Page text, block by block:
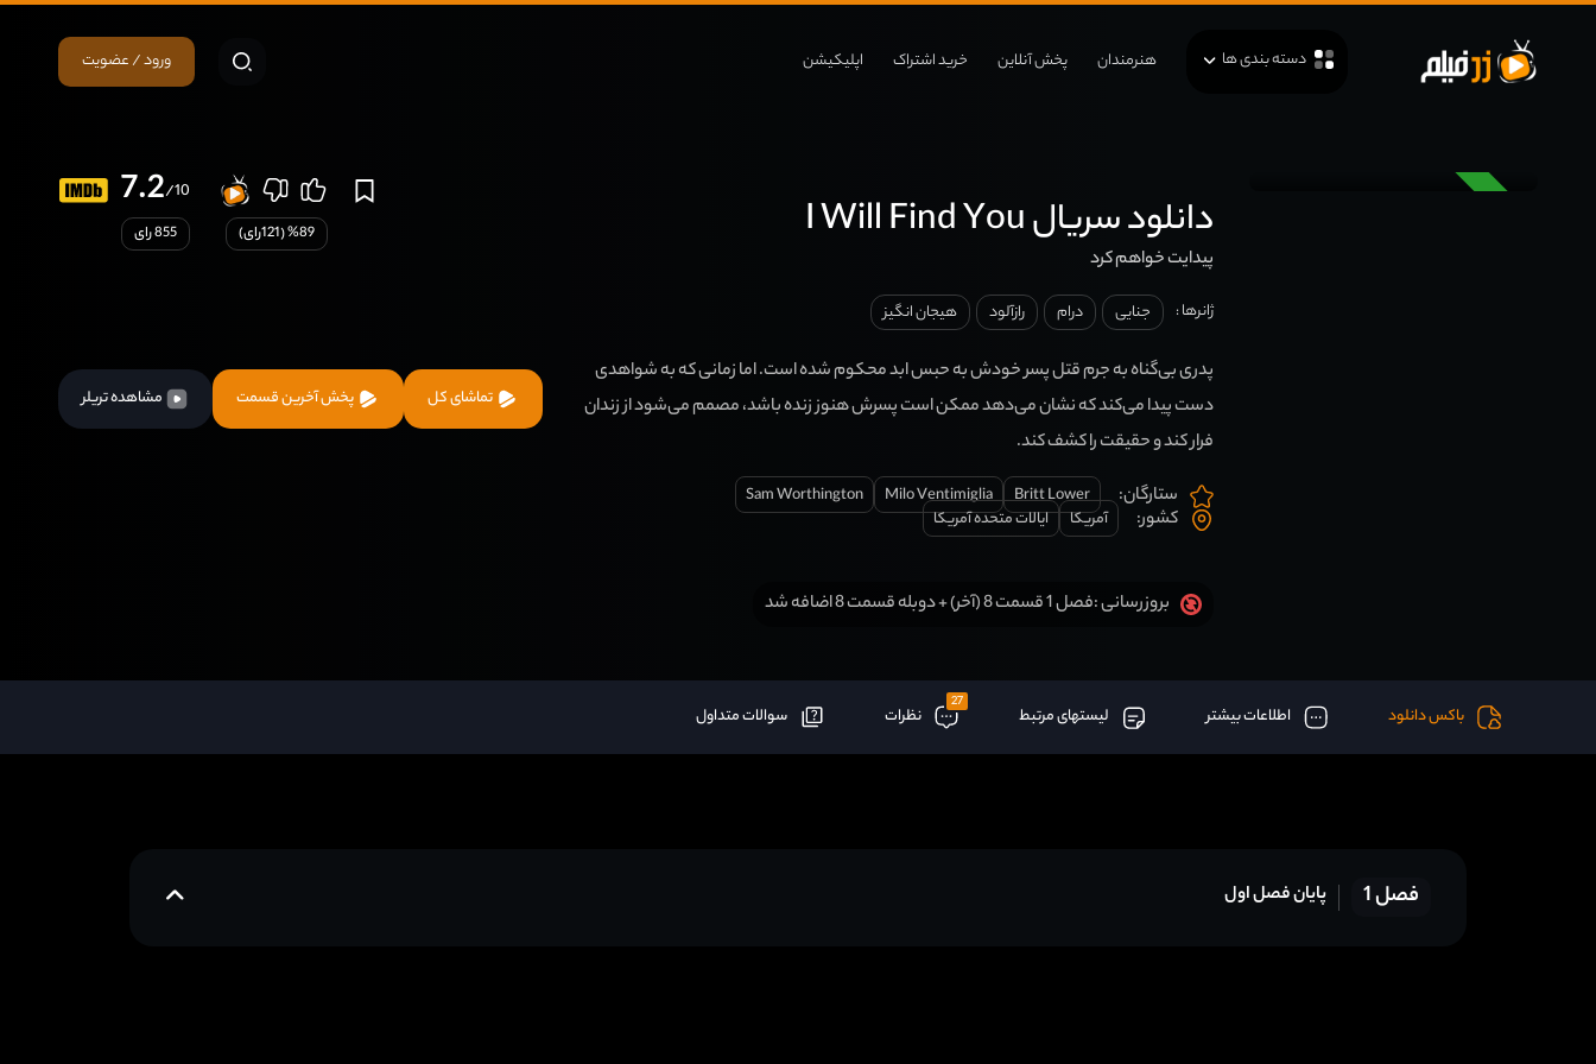
دسته بندی ها هنرمندان پخش آنلاین خرید اشتراک اپلیکیشن ورود / عضویت
دانلود سریال I Will Find You
پیدایت خواهم کرد
ژانرها : جنایی درام رازآلود هیجان انگیز
پدری بی‌گناه به جرم قتل پسر خودش به حبس ابد محکوم شده است. اما زمانی که به شواهدی
دست پیدا می‌کند که نشان می‌دهد ممکن است پسرش هنوز زنده باشد، مصمم می‌شود از زندان
فرار کند و حقیقت را کشف کند.
ستارگان:
Britt Lower
Milo Ventimiglia
Sam Worthington
کشور: آمریکا ایالات متحده آمریکا
بروزرسانی :فصل 1 قسمت 8 (آخر) + دوبله قسمت 8 اضافه شد
7.2/10
855 رای 89
% (
121رای)
تماشای کل پخش آخرین قسمت مشاهده تریلر
باکس دانلود اطلاعات بیشتر لیستهای مرتبط
27
نظرات سوالات متداول
فصل 1 پایان فصل اول